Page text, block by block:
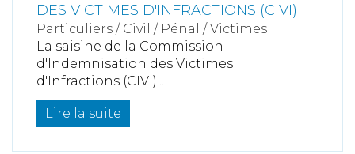
DES VICTIMES D'INFRACTIONS (CIVI)
Particuliers / Civil / Pénal /Victimes
La saisine de la Commission
d'Indemnisation des Victimes
d'Infractions (CIVI)...
Lire la suite